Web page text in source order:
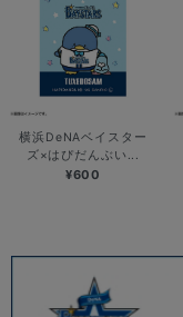
横浜DeNAベイスター
ズ×はぴだんぶい...
¥600